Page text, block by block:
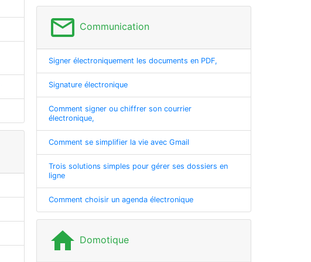
mail_outline Communication
Signer électroniquement les documents en PDF,
Signature électronique
Comment signer ou chiffrer son courrier
électronique,
Comment se simplifier la vie avec Gmail
Trois solutions simples pour gérer ses dossiers en
ligne
Comment choisir un agenda électronique
home Domotique